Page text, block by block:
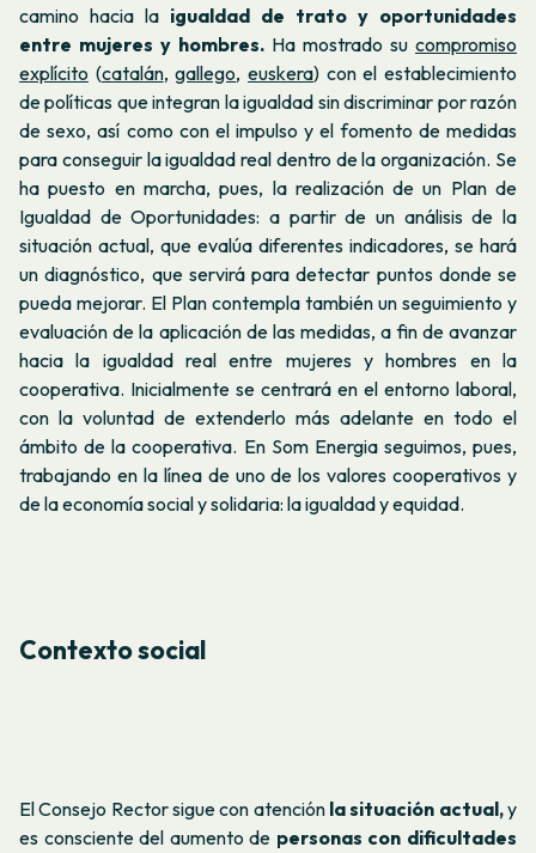
camino hacia la igualdad de trato y oportunidades
entre mujeres y hombres. Ha mostrado su compromiso
explícito (catalán,gallego,euskera) con el establecimiento
de políticas que integran la igualdad sin discriminar por razón
de sexo, así como con el impulso y el fomento de medidas
para conseguir la igualdad real dentro de la organización. Se
ha puesto en marcha, pues, la realización de un Plan de
Igualdad de Oportunidades: a partir de un análisis de la
situación actual, que evalúa diferentes indicadores, se hará
un diagnóstico, que servirá para detectar puntos donde se
pueda mejorar. El Plan contempla también un seguimiento y
evaluación de la aplicación de las medidas, a fin de avanzar
hacia la igualdad real entre mujeres y hombres en la
cooperativa. Inicialmente se centrará en el entorno laboral,
con la voluntad de extenderlo más adelante en todo el
ámbito de la cooperativa. En Som Energia seguimos, pues,
trabajando en la línea de uno de los valores cooperativos y
de la economía social y solidaria: la igualdad y equidad.
Contexto social
El Consejo Rector sigue con atención la situación actual,y
es consciente del aumento de personas con dificultades